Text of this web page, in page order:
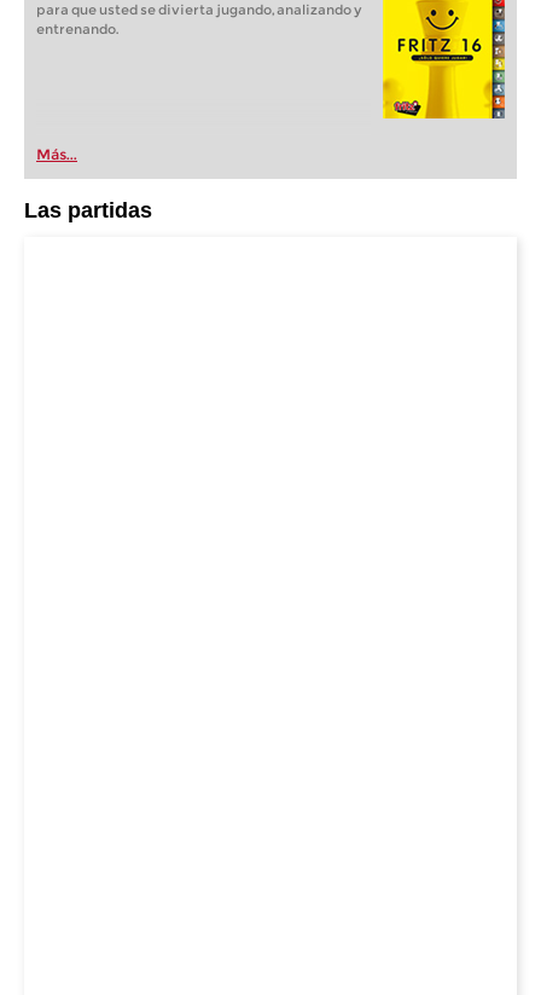
para que usted se divierta jugando, analizando y
entrenando.
Más...
Las partidas